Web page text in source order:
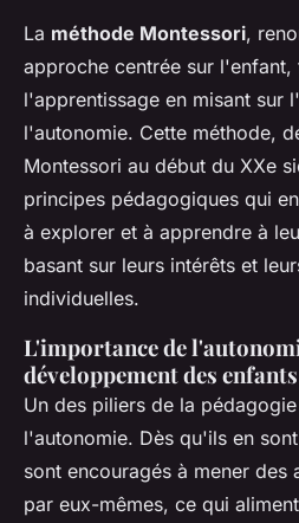
La méthode Montessori,
approche centrée sur l'enfant,
l'apprentissage en misant sur
l'autonomie. Cette méthode,
Montessori au début du XXe
principes pédagogiques qui
à explorer et à apprendre à
basant sur leurs intérêts et
individuelles.
L'importance de
développement des enfants
Un des piliers de la
l'autonomie. Dès qu'ils en
sont encouragés à mener des
par eux-mêmes, ce qui